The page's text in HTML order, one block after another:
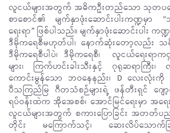
လူငယ်များအတွက် အဓိကဦးတည်သော သုတပဒ
စာစောင်၏ မျက်နှာဖုံးဆောင်းပါးကဏ္ဍမှ
ရေးရာ” ဖြစ်ပါသည်။ မျက်နှာဖုံးဆောင်းပါး
ဒီမိုကရေစီမဟုတ်ပါ၊ နောက်ဆုံးတော့လည်း သမို
ဒီမိုကရေစီပါပဲ၊ ဒီမိုကရေစီ၊ လူငယ်ရေးရာ
များ၊ ကြက်ဟင်းခါးသီးနှင့် ဂုရုဆရာကြီ
ကောင်းမွန်သော ဘဝနေနည်း၊ D လေးလုံး
ပီသကြည်မြ ဂီတသံစဉ်များရဲ့ ဖန်တီးရှင် ဂျော့ဂ
ရပ်ဝန်းထဲက အိုအေစစ်၊ အောင်မြင်ရေးမှာ အရေ
လူငယ်များအတွက် စကားပြောခြင်း အတတ်ပ
တိုင်း မကြောက်သင့်၊ ဆေးလိပ်သောက်ခြ